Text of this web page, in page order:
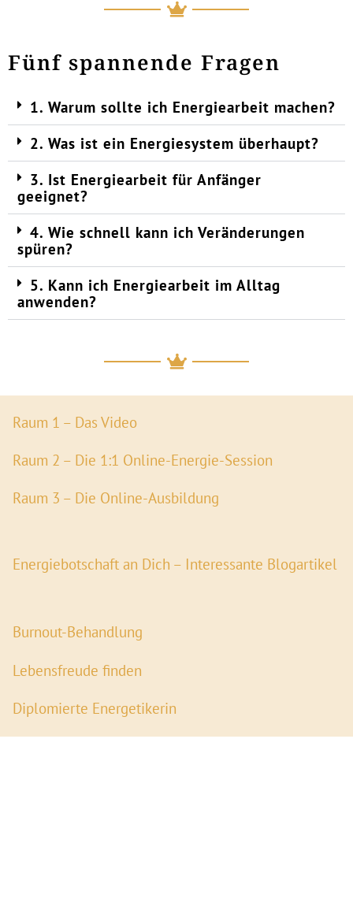
Fünf spannende Fragen
1. Warum sollte ich Energiearbeit machen?
2. Was ist ein Energiesystem überhaupt?
3. Ist Energiearbeit für Anfänger
geeignet?
4. Wie schnell kann ich Veränderungen
spüren?
5. Kann ich Energiearbeit im Alltag
anwenden?
Raum 1 – Das Video
Raum 2 – Die 1:1 Online-Energie-Session
Raum 3 – Die Online-Ausbildung
Energiebotschaft an Dich – Interessante Blogartikel
Burnout-Behandlung
Lebensfreude finden
Diplomierte Energetikerin